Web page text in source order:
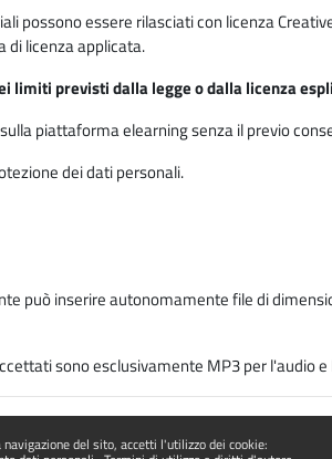
del sito, accetti l'utilizzo dei cookie:
possono essere rilasciati con licenza
di licenza applicata.
limiti previsti dalla legge o dalla licenza
piattaforma elearning senza il previo
dei dati personali.
può inserire autonomamente file di
sono esclusivamente MP3 per l'audio e